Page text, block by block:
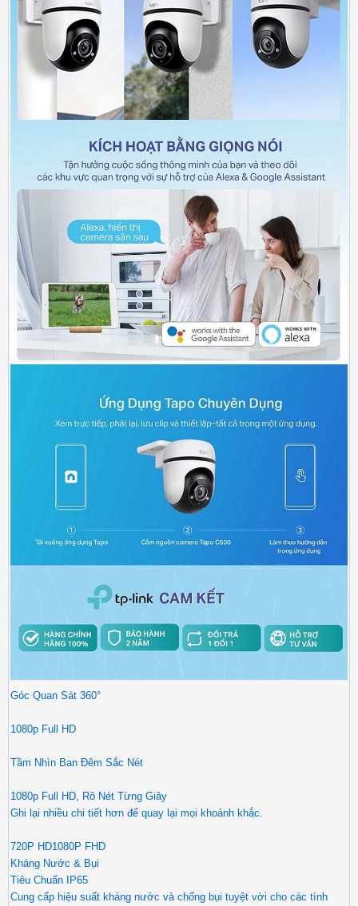
Góc Quan Sát 360°
1080p Full HD
Tầm Nhìn Ban Đêm Sắc Nét
1080p Full HD, Rõ Nét Từng Giây
Ghi lại nhiều chi tiết hơn để quay lại mọi khoảnh khắc.
720P HD1080P FHD
Kháng Nước & Bụi
Tiêu Chuẩn IP65
Cung cấp hiệu suất kháng nước và chống bụi tuyệt vời cho các tình